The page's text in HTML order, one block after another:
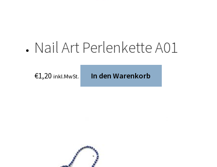
Nail Art Perlenkette A01
€1,20 inkl.MwSt. In den Warenkorb